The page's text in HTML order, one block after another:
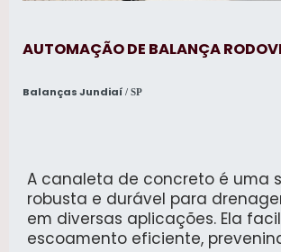
AUTOMAÇÃO DE BALANÇA
Balanças Jundiaí / SP
A canaleta de concreto é uma
robusta e durável para
em diversas aplicações. Ela
escoamento eficiente,